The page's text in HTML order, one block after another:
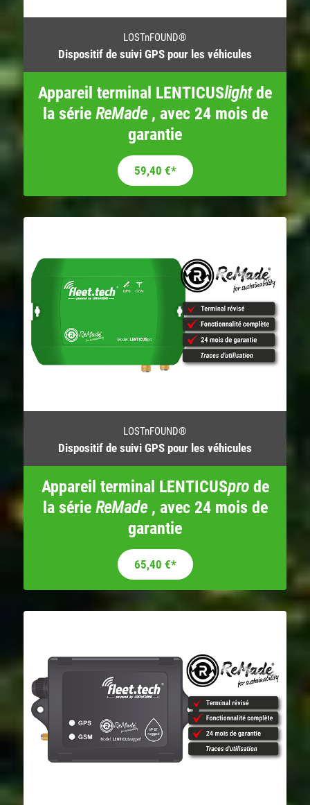
LOSTnFOUND®
Dispositif de suivi GPS pour les véhicules
Appareil terminal LENTICUSlightde
la série ReMade, avec 24 mois de
garantie
Le prix initial était : 99,00 €.
59,40 €Le prix actuel est : 59,40 €.
*
LOSTnFOUND®
Dispositif de suivi GPS pour les véhicules
Appareil terminal LENTICUSprode
la série ReMade, avec 24 mois de
garantie
Le prix initial était : 109,00 €.
65,40 €Le prix actuel est : 65,40 €.
*